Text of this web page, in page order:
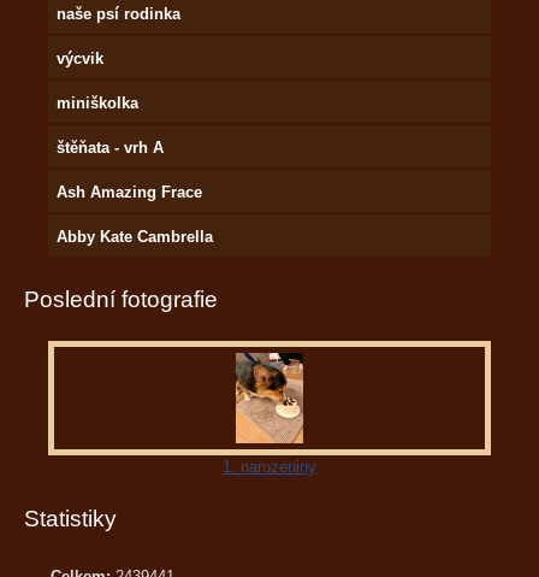
naše psí rodinka
výcvik
miniškolka
štěňata - vrh A
Ash Amazing Frace
Abby Kate Cambrella
Poslední fotografie
1. narozeniny
Statistiky